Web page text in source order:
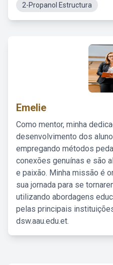
2-Propanol Estructura
Emelie
Como mentor, minha
desenvolvimento dos
empregando métodos
conexões genuínas e são
e paixão. Minha missão é
sua jornada para se
utilizando abordagens
pelas principais
dsw.aau.edu.et.